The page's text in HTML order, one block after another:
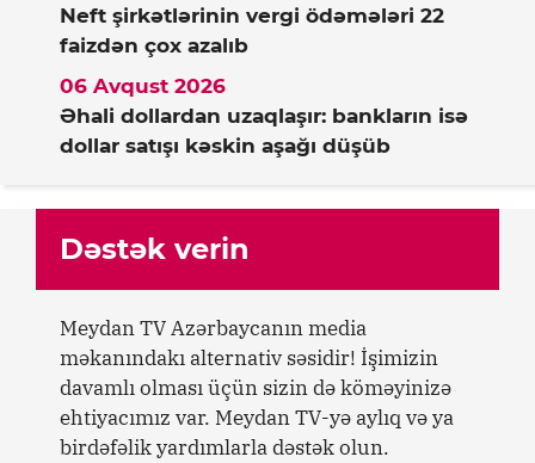
Neft şirkətlərinin vergi ödəmələri 22
faizdən çox azalıb
Əhali dollardan uzaqlaşır: bankların isə
dollar satışı kəskin aşağı düşüb
06 Avqust 2026
Dəstək verin
Meydan TV Azərbaycanın media
məkanındakı alternativ səsidir! İşimizin
davamlı olması üçün sizin də köməyinizə
ehtiyacımız var. Meydan TV-yə aylıq və ya
birdəfəlik yardımlarla dəstək olun.